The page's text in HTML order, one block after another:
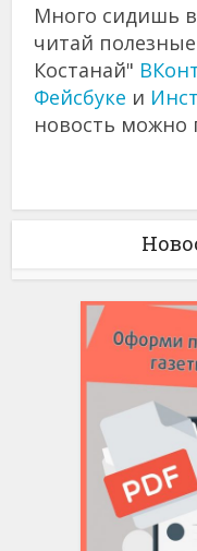
Много сидишь в
читай
Костанай"
Фейсбуке и
новость можно